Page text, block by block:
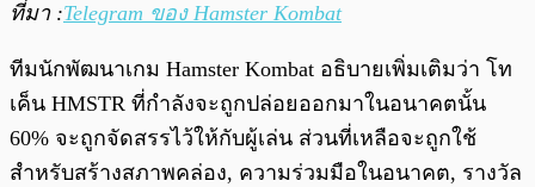
ที่มา :Telegram ของ Hamster Kombat
ทีมนักพัฒนาเกม Hamster Kombat อธิบายเพิ่มเติมว่า โท
เค็น HMSTR ที่กำลังจะถูกปล่อยออกมาในอนาคตนั้น
60% จะถูกจัดสรรไว้ให้กับผู้เล่น ส่วนที่เหลือจะถูกใช้
สำหรับสร้างสภาพคล่อง, ความร่วมมือในอนาคต, รางวัล